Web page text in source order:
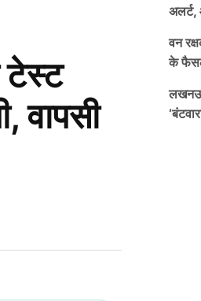
टेस्ट
वापसी
अलर्ट,
वन
के
लखनऊ